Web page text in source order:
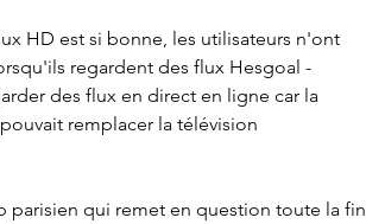
HD est si bonne, les utilisateurs n'ont
regardent des flux Hesgoal -
des flux en direct en ligne car la
remplacer la télévision
qui remet en question toute la fin